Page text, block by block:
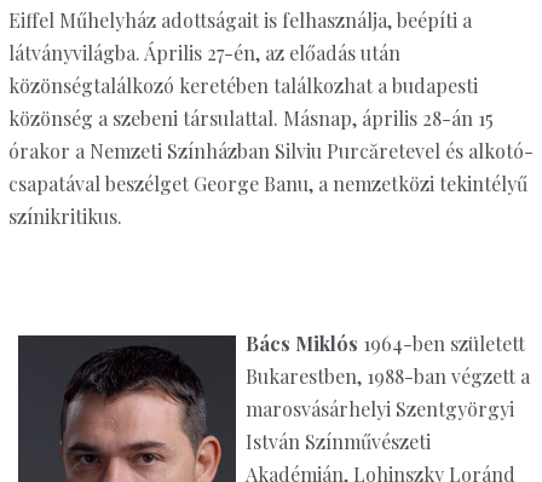
Eiffel Műhelyház adottságait is felhasználja, beépíti a
látványvilágba. Április 27-én, az előadás után
közönségtalálkozó keretében találkozhat a budapesti
közönség a szebeni társulattal. Másnap, április 28-án 15
órakor a Nemzeti Színházban Silviu Purcăretevel és alkotó-
csapatával beszélget George Banu, a nemzetközi tekintélyű
színikritikus.
Bács Miklós 1964-ben született
Bukarestben, 1988-ban végzett a
marosvásárhelyi Szentgyörgyi
István Színművészeti
Akadémián, Lohinszky Loránd